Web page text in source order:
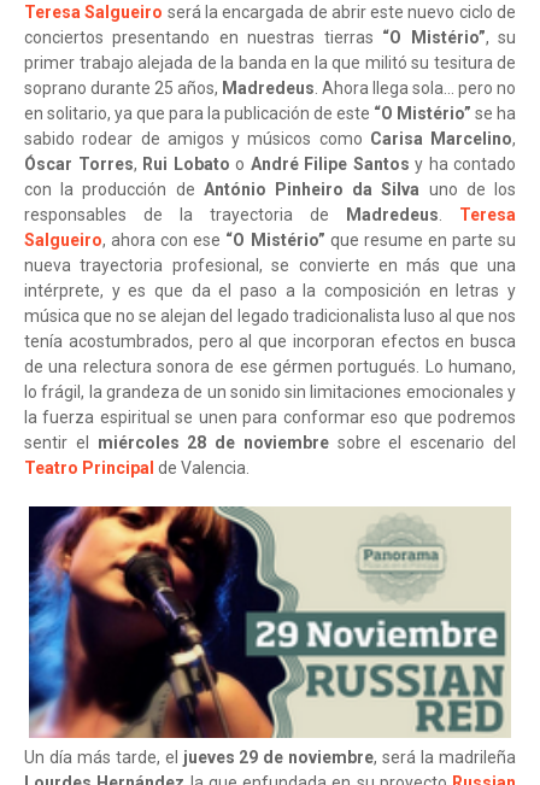
Teresa Salgueiro será la encargada de abrir este nuevo ciclo de
conciertos presentando en nuestras tierras “O Mistério”, su
primer trabajo alejada de la banda en la que militó su tesitura de
soprano durante 25 años, Madredeus. Ahora llega sola... pero no
en solitario, ya que para la publicación de este “O Mistério” se ha
sabido rodear de amigos y músicos como Carisa Marcelino,
Óscar Torres, Rui Lobato o André Filipe Santos y ha contado
con la producción de António Pinheiro da Silva uno de los
responsables de la trayectoria de
Madredeus. Teresa
Salgueiro, ahora con ese “O Mistério” que resume en parte su
nueva trayectoria profesional, se convierte en más que una
intérprete, y es que da el paso a la composición en letras y
música que no se alejan del legado tradicionalista luso al que nos
tenía acostumbrados, pero al que incorporan efectos en busca
de una relectura sonora de ese gérmen portugués. Lo humano,
lo frágil, la grandeza de un sonido sin limitaciones emocionales y
la fuerza espiritual se unen para conformar eso que podremos
sentir el miércoles 28 de noviembresobre el escenario del
Teatro Principal de Valencia.
Un día más tarde, el jueves 29 de noviembre, será la madrileña